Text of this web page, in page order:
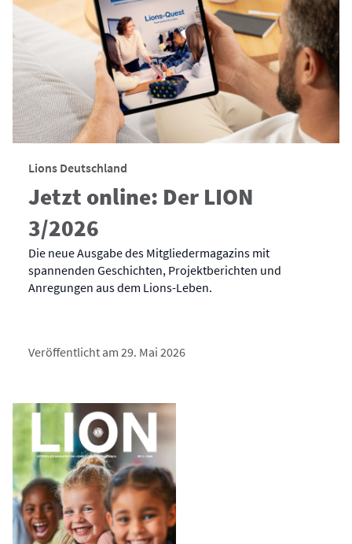
Lions Deutschland
Jetzt online: Der LION
3/2026
Die neue Ausgabe des Mitgliedermagazins mit
spannenden Geschichten, Projektberichten und
Anregungen aus dem Lions-Leben.
Veröffentlicht am 29. Mai 2026